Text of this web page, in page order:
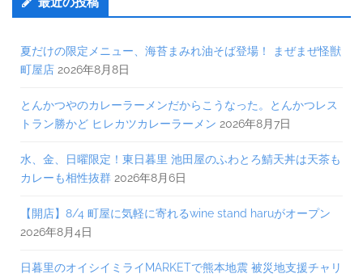
夏だけの限定メニュー、海苔まみれ油そば登場！ まぜまぜ怪獣
町屋店 2026年8月8日
とんかつやのカレーラーメンだからこうなった。とんかつレス
トラン勝かど ヒレカツカレーラーメン 2026年8月7日
水、金、日曜限定！東日暮里 池田屋のふわとろ鯖天丼は天茶も
カレーも相性抜群 2026年8月6日
【開店】8/4 町屋に気軽に寄れるwine stand haruがオープン
2026年8月4日
日暮里のオイシイミライMARKETで熊本地震 被災地支援チャリ